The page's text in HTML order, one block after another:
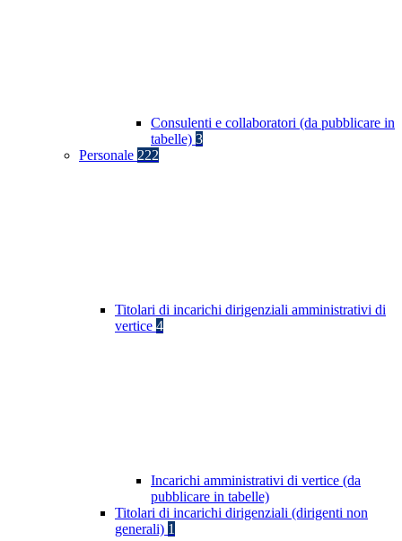
Consulenti e collaboratori (da pubblicare in
tabelle) 3
Personale 222
Titolari di incarichi dirigenziali amministrativi di
vertice 4
Incarichi amministrativi di vertice (da
pubblicare in tabelle)
Titolari di incarichi dirigenziali (dirigenti non
generali) 1